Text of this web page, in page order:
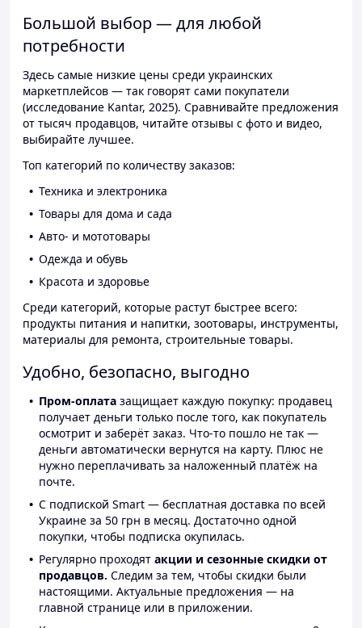
Большой выбор — для любой
потребности
Здесь самые низкие цены среди украинских
маркетплейсов — так говорят сами покупатели
(исследование Kantar, 2025). Сравнивайте предложения
от тысяч продавцов, читайте отзывы с фото и видео,
выбирайте лучшее.
Топ категорий по количеству заказов:
Техника и электроника
Товары для дома и сада
Авто- и мототовары
Одежда и обувь
Красота и здоровье
Среди категорий, которые растут быстрее всего:
продукты питания и напитки, зоотовары, инструменты,
материалы для ремонта, строительные товары.
Удобно, безопасно, выгодно
Пром-оплата защищает каждую покупку: продавец
получает деньги только после того, как покупатель
осмотрит и заберёт заказ. Что-то пошло не так —
деньги автоматически вернутся на карту. Плюс не
нужно переплачивать за наложенный платёж на
почте.
С подпиской Smart — бесплатная доставка по всей
Украине за 50 грн в месяц. Достаточно одной
покупки, чтобы подписка окупилась.
Регулярно проходят акции и сезонные скидки от
продавцов. Следим за тем, чтобы скидки были
настоящими. Актуальные предложения — на
главной странице или в приложении.